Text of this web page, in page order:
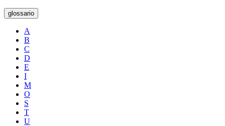
glossario
A
B
C
D
E
I
M
O
S
T
U